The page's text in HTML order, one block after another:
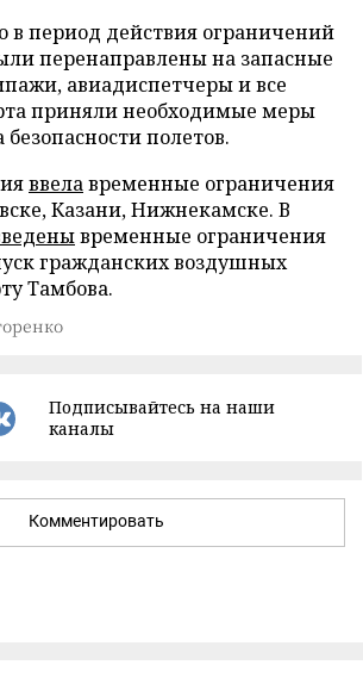
в период действия ограничений
перенаправлены на запасные
авиадиспетчеры и все
приняли необходимые меры
полетов.
ввелавременные ограничения
Казани, Нижнекамске. В
временные ограничения
гражданских воздушных
Тамбова.
Подписывайтесь на наши
каналы
Комментировать